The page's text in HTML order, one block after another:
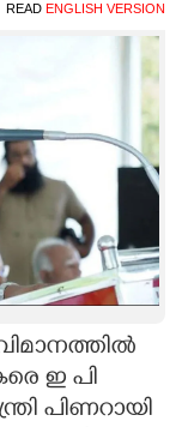
READ ENGLISH VERSION
ഇ പി
പിണറായി